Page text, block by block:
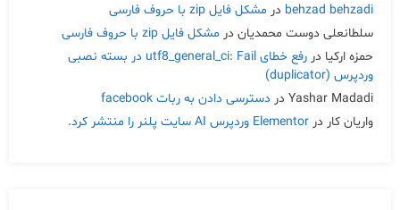
behzad behzadi در مشکل فایل zip با حروف فارسی
سلطانعلی دوست محمدیان در مشکل فایل zip با حروف فارسی
حمزه ارکیا در
رفع خطای utf8_general_ci: Fail در بسته نصبی
وردپرس (duplicator)
Yashar Madadi در دسترسی دادن به ربات facebook
واریان کار در Elementor وردپرس AI سایت پلنر را منتشر کرد.